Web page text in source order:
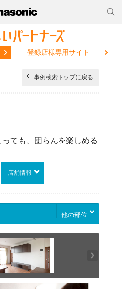
登録店様専用サイト
事例検索トップに戻る
ても、団らんを楽しめる
店舗情報
他の部位